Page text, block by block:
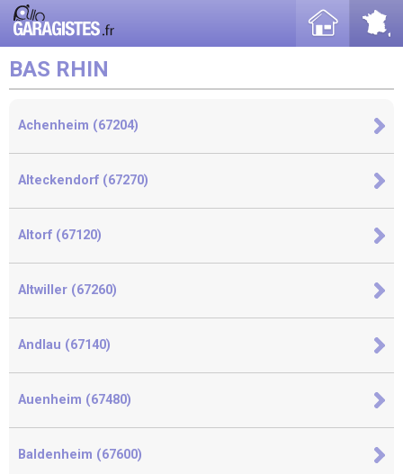
BAS RHIN
Achenheim (67204)
Alteckendorf (67270)
Altorf (67120)
Altwiller (67260)
Andlau (67140)
Auenheim (67480)
Baldenheim (67600)